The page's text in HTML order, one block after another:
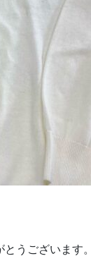
うございます。